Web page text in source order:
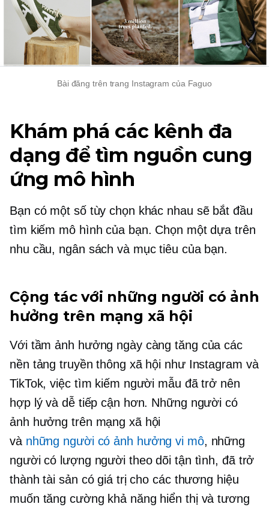
Bài đăng trên trang Instagram của Faguo
Khám phá các kênh đa
dạng để tìm nguồn cung
ứng mô hình
Bạn có một số tùy chọn khác nhau sẽ bắt đầu
tìm kiếm mô hình của bạn. Chọn một dựa trên
nhu cầu, ngân sách và mục tiêu của bạn.
Cộng tác với những người có ảnh
hưởng trên mạng xã hội
Với tầm ảnh hưởng ngày càng tăng của các
nền tảng truyền thông xã hội như Instagram và
TikTok, việc tìm kiếm người mẫu đã trở nên
hợp lý và dễ tiếp cận hơn. Những người có
ảnh hưởng trên mạng xã hội
và những người có ảnh hưởng vi mô, những
người có lượng người theo dõi tận tình, đã trở
thành tài sản có giá trị cho các thương hiệu
muốn tăng cường khả năng hiển thị và tương